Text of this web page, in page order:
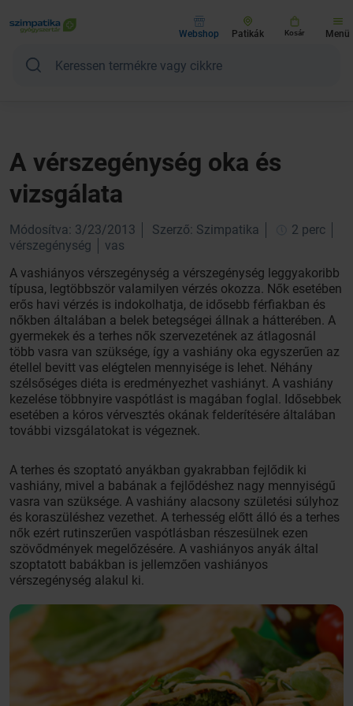
Webshop Patikák Kosár Menü
A vérszegénység oka és
vizsgálata
Módosítva: 3/23/2013 Szerző: Szimpatika
2 perc
vérszegénység
vas
A vashiányos vérszegénység a vérszegénység leggyakoribb
típusa, legtöbbször valamilyen vérzés okozza. Nők esetében
erős havi vérzés is indokolhatja, de idősebb férfiakban és
nőkben általában a belek betegségei állnak a hátterében. A
gyermekek és a terhes nők szervezetének az átlagosnál
több vasra van szüksége, így a vashiány oka egyszerűen az
étellel bevitt vas elégtelen mennyisége is lehet. Néhány
szélsőséges diéta is eredményezhet vashiányt. A vashiány
kezelése többnyire vaspótlást is magában foglal. Idősebbek
esetében a kóros vérvesztés okának felderítésére általában
további vizsgálatokat is végeznek.
A terhes és szoptató anyákban gyakrabban fejlődik ki
vashiány, mivel a babának a fejlődéshez nagy mennyiségű
vasra van szüksége. A vashiány alacsony születési súlyhoz
és koraszüléshez vezethet. A terhesség előtt álló és a terhes
nők ezért rutinszerűen vaspótlásban részesülnek ezen
szövődmények megelőzésére. A vashiányos anyák által
szoptatott babákban is jellemzően vashiányos
vérszegénység alakul ki.